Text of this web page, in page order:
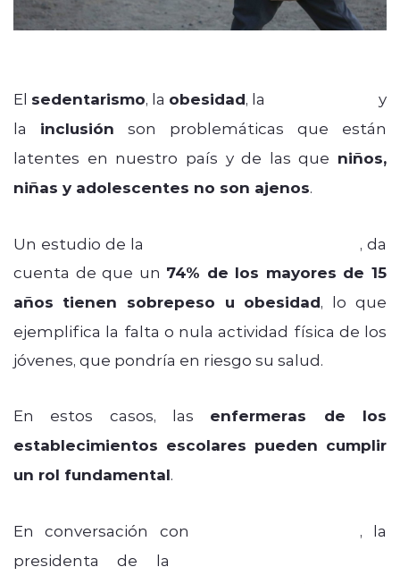
El sedentarismo, la obesidad, la
y
la inclusión son problemáticas que están
latentes en nuestro país y de las que niños,
niñas y adolescentes no son ajenos.
Un estudio de la
, da
cuenta de que un 74% de los mayores de 15
años tienen sobrepeso u obesidad, lo que
ejemplifica la falta o nula actividad física de los
jóvenes, que pondría en riesgo su salud.
En estos casos, las enfermeras de los
establecimientos escolares pueden cumplir
un rol fundamental.
En conversación con
, la
presidenta de la